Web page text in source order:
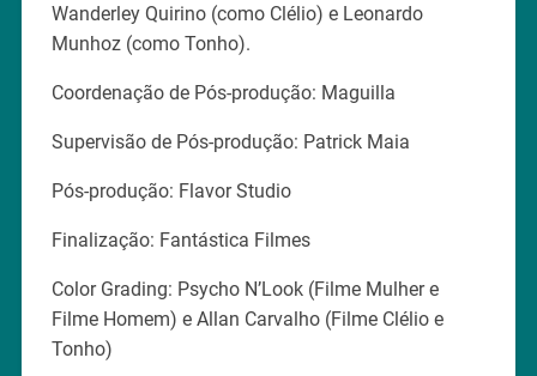
Wanderley Quirino (como Clélio) e Leonardo
Munhoz (como Tonho).
Coordenação de Pós-produção: Maguilla
Supervisão de Pós-produção: Patrick Maia
Pós-produção: Flavor Studio
Finalização: Fantástica Filmes
Color Grading: Psycho N’Look (Filme Mulher e
Filme Homem) e Allan Carvalho (Filme Clélio e
Tonho)